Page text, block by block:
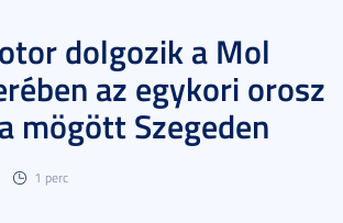
dolgozik a Mol
az egykori orosz
mögött Szegeden
1 perc